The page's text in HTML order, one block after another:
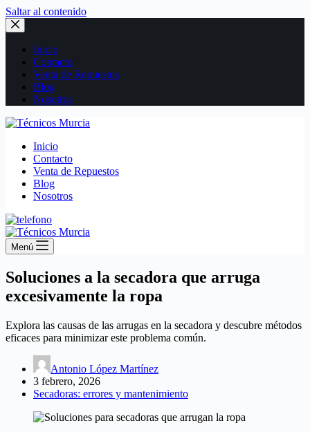
Saltar al contenido
Inicio
Contacto
Venta de Repuestos
Blog
Nosotros
Inicio
Contacto
Venta de Repuestos
Blog
Nosotros
Menú
Soluciones a la secadora que arruga
excesivamente la ropa
Explora las causas de las arrugas en la secadora y descubre métodos
eficaces para minimizar este problema común.
Antonio López Martínez
3 febrero, 2026
Secadoras: errores y mantenimiento